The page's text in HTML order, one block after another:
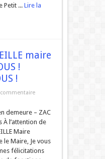
Petit ... Lire la
maire
!
!
demeure – ZAC
À l’attention de
Maire
le Maire, Je vous
félicitations